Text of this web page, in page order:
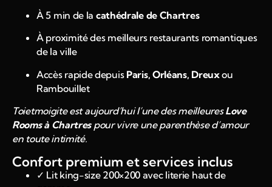
À 5 min de la cathédrale de Chartres
À proximité des meilleurs restaurants romantiques
de la ville
Accès rapide depuis Paris, Orléans, Dreuxou
Rambouillet
Toietmoigite est aujourd’hui l’une des meilleuresLove
Rooms à Chartrespour vivre une parenthèse d’amour
en toute intimité.
Confort premium et services inclus
✓ Lit king-size 200×200 avec literie haut de